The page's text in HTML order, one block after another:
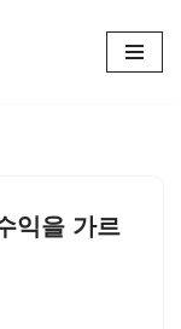
익을 가르